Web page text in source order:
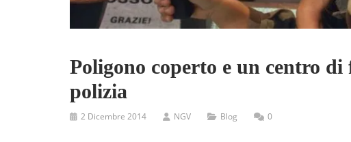
Poligono coperto e un centro
polizia
2 Dicembre 2014 NGV Blog 0